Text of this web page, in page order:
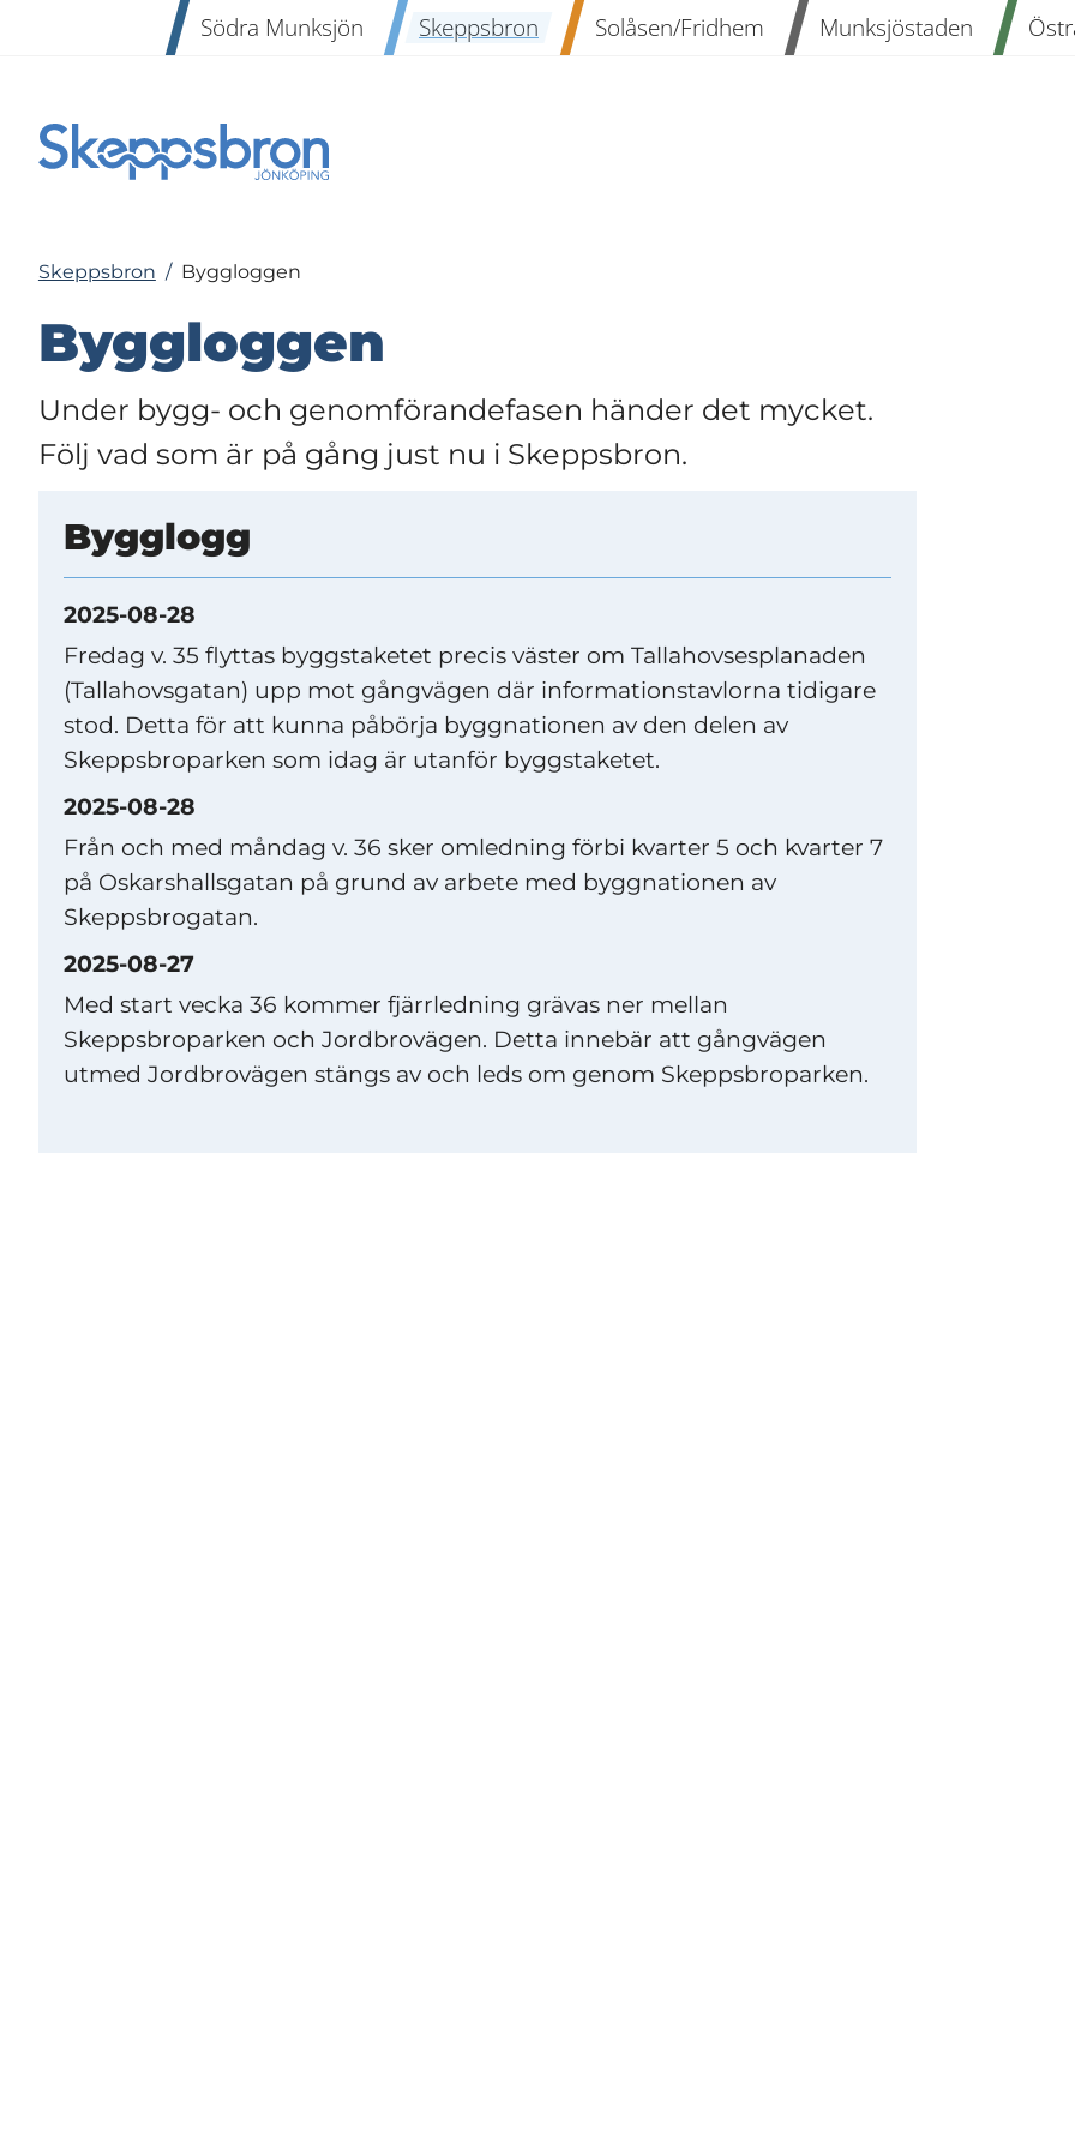
Södra Munksjön Skeppsbron Solåsen/Fridhem Munksjöstaden
Skeppsbron / Byggloggen
Byggloggen
Under bygg- och genomförandefasen händer det mycket.
Följ vad som är på gång just nu i Skeppsbron.
Bygglogg
2025-08-28
Fredag v. 35 flyttas byggstaketet precis väster om Tallahovsesplanaden
(Tallahovsgatan) upp mot gångvägen där informationstavlorna tidigare
stod. Detta för att kunna påbörja byggnationen av den delen av
Skeppsbroparken som idag är utanför byggstaketet.
2025-08-28
Från och med måndag v. 36 sker omledning förbi kvarter 5 och kvarter 7
på Oskarshallsgatan på grund av arbete med byggnationen av
Skeppsbrogatan.
2025-08-27
Med start vecka 36 kommer fjärrledning grävas ner mellan
Skeppsbroparken och Jordbrovägen. Detta innebär att gångvägen
utmed Jordbrovägen stängs av och leds om genom Skeppsbroparken.